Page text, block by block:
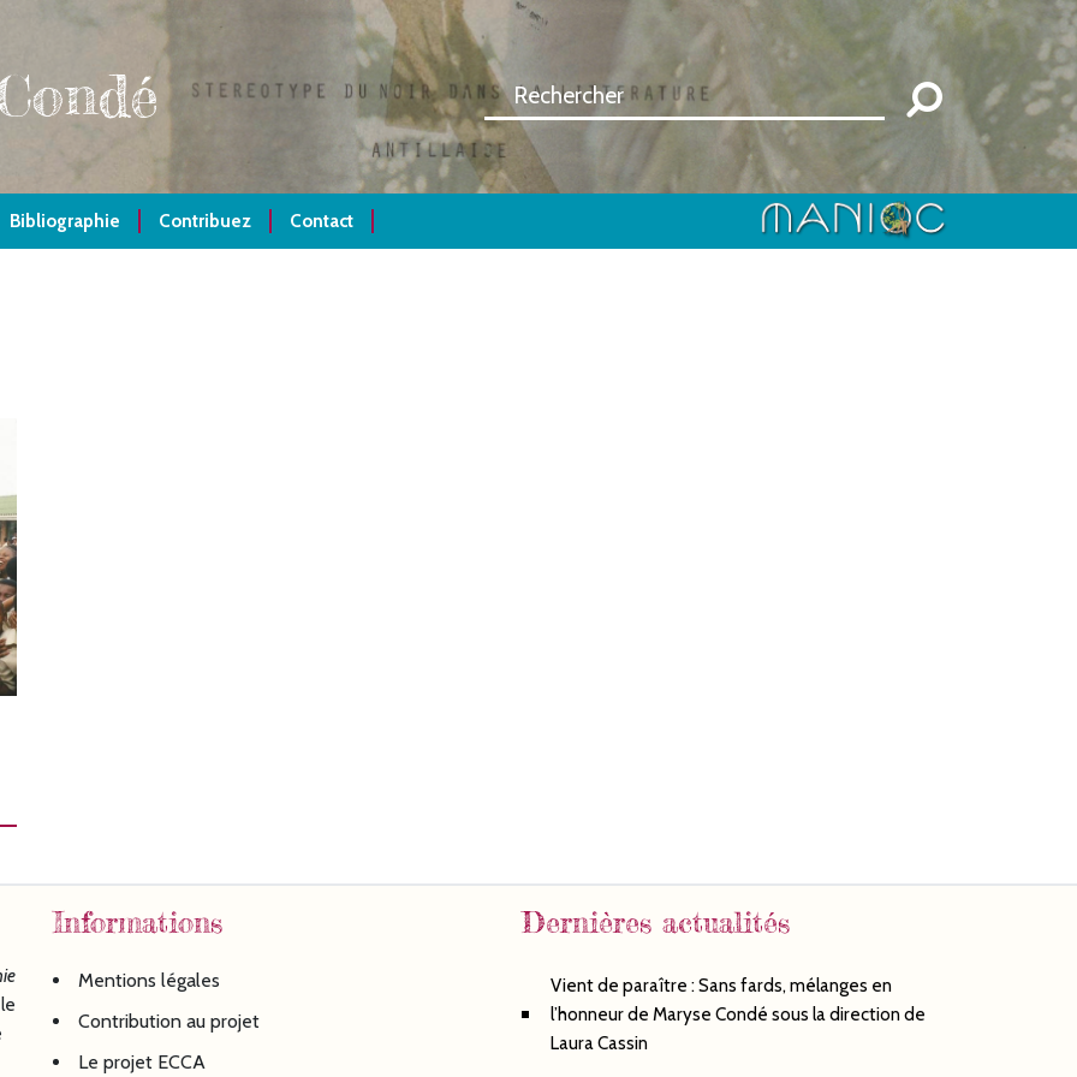
Bibliographie Contribuez Contact
Informations
Mentions légales
Contribution au projet
Le projet ECCA
Dernières actualités
Vient de paraître : Sans fards, mélanges en
l’honneur de Maryse Condé sous la direction de
Laura Cassin